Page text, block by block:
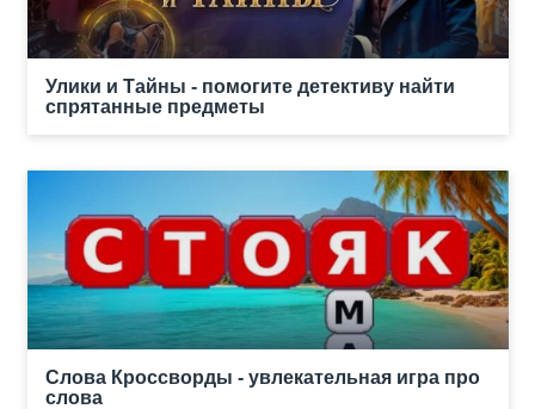
Улики и Тайны - помогите детективу найти
спрятанные предметы
Слова Кроссворды - увлекательная игра про
слова